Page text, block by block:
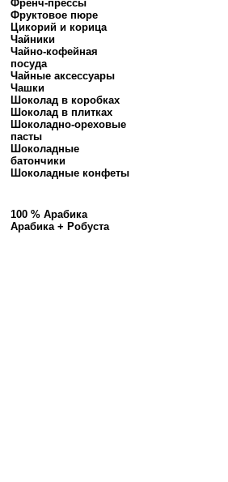
Френч-прессы
Фруктовое пюре
Цикорий и корица
Чайники
Чайно-кофейная
посуда
Чайные аксессуары
Чашки
Шоколад в коробках
Шоколад в плитках
Шоколадно-ореховые
пасты
Шоколадные
батончики
Шоколадные конфеты
100 % Арабика
Арабика + Робуста